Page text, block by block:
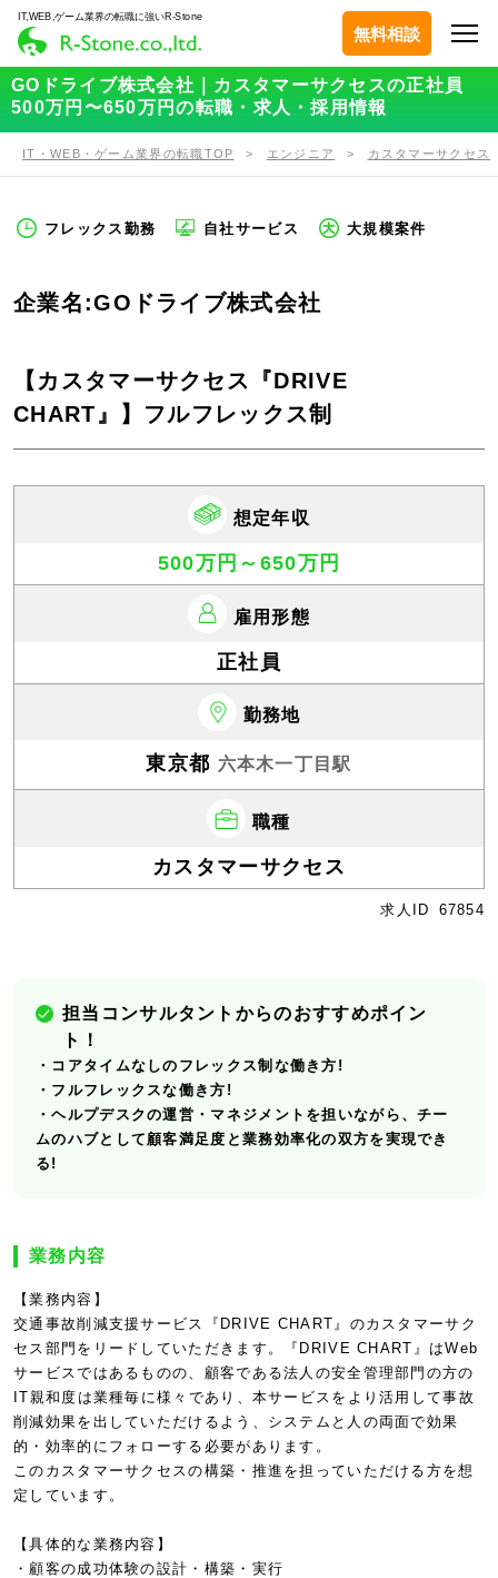
IT,WEB,ゲーム業界の転職に強いR-Stone
無料相談
GOドライブ株式会社｜カスタマーサクセスの正社員
500万円〜650万円の転職・求人・採用情報
IT・WEB・ゲーム業界の転職TOP エンジニア カスタマーサクセス
フレックス勤務 自社サービス 大規模案件
企業名:GOドライブ株式会社
【カスタマーサクセス『DRIVE
CHART』】フルフレックス制
想定年収
500万円～650万円
雇用形態
正社員
勤務地
東京都 六本木一丁目駅
職種
カスタマーサクセス
求人ID 67854
担当コンサルタントからのおすすめポイン
ト！
・コアタイムなしのフレックス制な働き方!
・フルフレックスな働き方!
・ヘルプデスクの運営・マネジメントを担いながら、チー
ムのハブとして顧客満足度と業務効率化の双方を実現でき
る!
業務内容
【業務内容】
交通事故削減支援サービス『DRIVE CHART』のカスタマーサク
セス部門をリードしていただきます。『DRIVE CHART』はWeb
サービスではあるものの、顧客である法人の安全管理部門の方の
IT親和度は業種毎に様々であり、本サービスをより活用して事故
削減効果を出していただけるよう、システムと人の両面で効果
的・効率的にフォローする必要があります。
このカスタマーサクセスの構築・推進を担っていただける方を想
定しています。
【具体的な業務内容】
・顧客の成功体験の設計・構築・実行